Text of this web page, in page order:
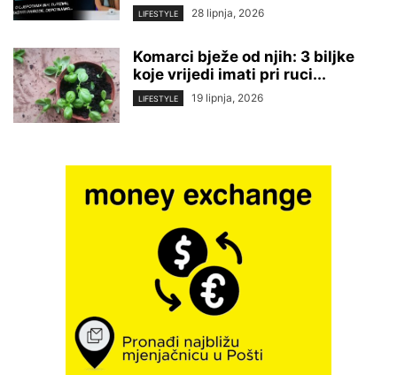
LIFESTYLE 28 lipnja, 2026
Komarci bježe od njih: 3 biljke
koje vrijedi imati pri ruci...
LIFESTYLE 19 lipnja, 2026